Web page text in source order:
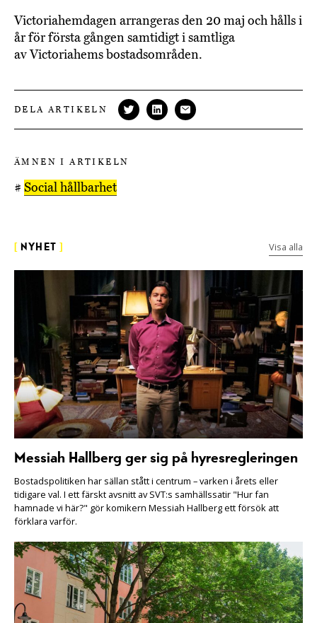
Victoriahemdagen arrangeras den 20 maj och hålls i
år för första gången samtidigt i samtliga
av Victoriahems bostadsområden.
DELA ARTIKELN
ÄMNEN I ARTIKELN
# Social hållbarhet
NYHET Visa alla
Messiah Hallberg ger sig på hyresregleringen
Bostadspolitiken har sällan stått i centrum – varken i årets eller
tidigare val. I ett färskt avsnitt av SVT:s samhällssatir "Hur fan
hamnade vi här?" gör komikern Messiah Hallberg ett försök att
förklara varför.